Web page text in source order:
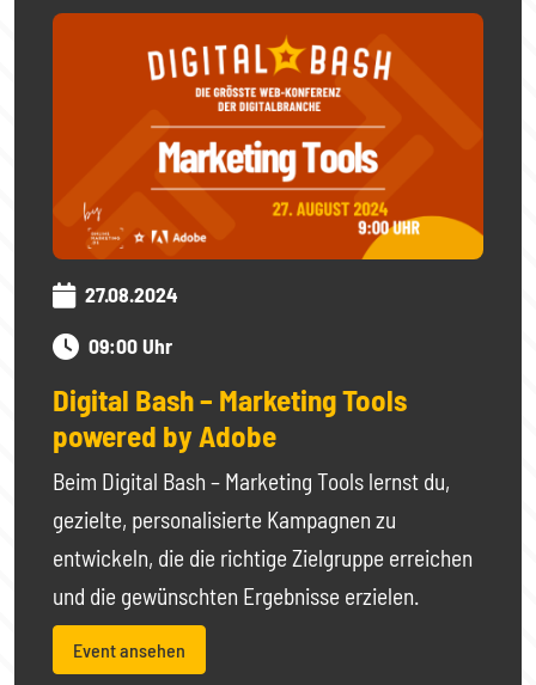
27.08.2024
09:00 Uhr
Digital Bash – Marketing Tools
powered by Adobe
Beim Digital Bash – Marketing Tools lernst du,
gezielte, personalisierte Kampagnen zu
entwickeln, die die richtige Zielgruppe erreichen
und die gewünschten Ergebnisse erzielen.
Event ansehen